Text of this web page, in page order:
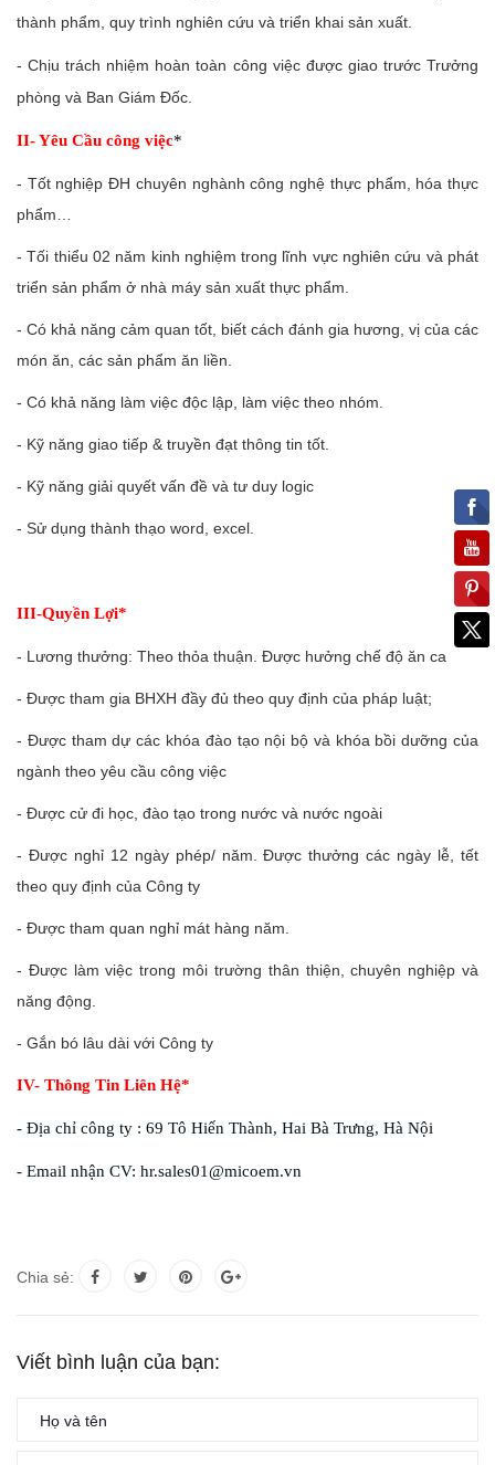
thành phẩm, quy trình nghiên cứu và triển khai sản xuất.
- Chịu trách nhiệm hoàn toàn công việc được giao trước Trưởng
phòng và Ban Giám Đốc.
II- Yêu Cầu công việc*
- Tốt nghiệp ĐH chuyên nghành công nghệ thực phẩm, hóa thực
phẩm…
- Tối thiểu 02 năm kinh nghiệm trong lĩnh vực nghiên cứu và phát
triển sản phẩm ở nhà máy sản xuất thực phẩm.
- Có khả năng cảm quan tốt, biết cách đánh gia hương, vị của các
món ăn, các sản phẩm ăn liền.
- Có khả năng làm việc độc lập, làm việc theo nhóm.
- Kỹ năng giao tiếp & truyền đạt thông tin tốt.
- Kỹ năng giải quyết vấn đề và tư duy logic
- Sử dụng thành thạo word, excel.
III-Quyền Lợi*
- Lương thưởng: Theo thỏa thuận. Được hưởng chế độ ăn ca
- Được tham gia BHXH đầy đủ theo quy định của pháp luật;
- Được tham dự các khóa đào tạo nội bộ và khóa bồi dưỡng của
ngành theo yêu cầu công việc
- Được cử đi học, đào tạo trong nước và nước ngoài
- Được nghỉ 12 ngày phép/ năm. Được thưởng các ngày lễ, tết
theo quy định của Công ty
- Được tham quan nghỉ mát hàng năm.
- Được làm việc trong môi trường thân thiện, chuyên nghiệp và
năng động.
- Gắn bó lâu dài với Công ty
IV- Thông Tin Liên Hệ*
- Địa chỉ công ty : 69 Tô Hiến Thành, Hai Bà Trưng, Hà Nội
- Email nhận CV: hr.sales01@micoem.vn
Chia sẻ:
Viết bình luận của bạn: